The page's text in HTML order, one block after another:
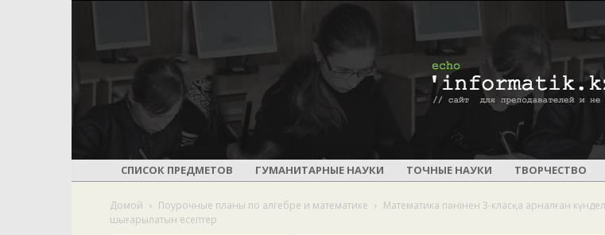
ПОУРОЧНОЕ
СПИСОК ПРЕДМЕТОВ ГУМАНИТАРНЫЕ НАУКИ ТОЧНЫЕ НАУКИ ТВОРЧЕСТВО
Домой Поурочные планы по алгебре и математике Математика пәнінен 3-класқа арналған
шығарылатын есептер